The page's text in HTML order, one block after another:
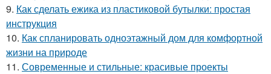
9. Как сделать ежика из пластиковой бутылки: простая
инструкция
10. Как спланировать одноэтажный дом для комфортной
жизни на природе
11. Современные и стильные: красивые проекты